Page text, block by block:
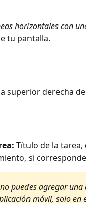
horizontales con
tu pantalla.
superior derecha
Título de la
si
puedes agregar una
móvil, solo en